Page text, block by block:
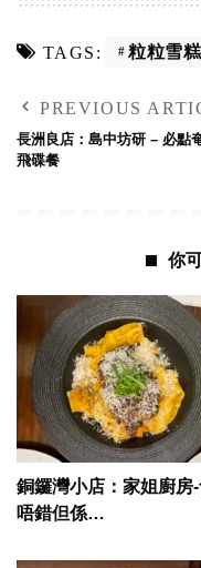
TAGS: 粒粒雪糕
PREVIOUS
長洲良店：島中坊研 – 必點
飛碟餐
你
銅鑼灣小店：家姐廚房
唔錯但係…